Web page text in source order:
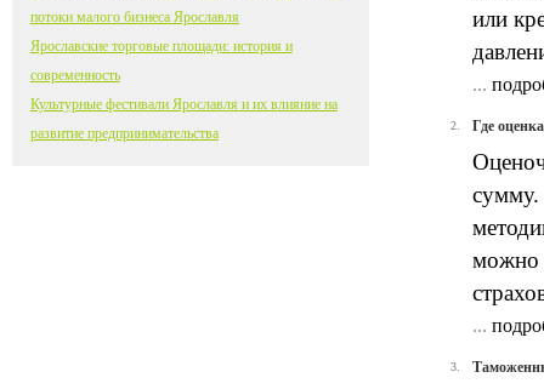
или
...
2. Где
сумму.
можно
...
3.
потоки малого бизнеса Ярославля
Ярославские торговые площади: история и
современность
Культурные фестивали Ярославля и их влияние на
развитие предпринимательства